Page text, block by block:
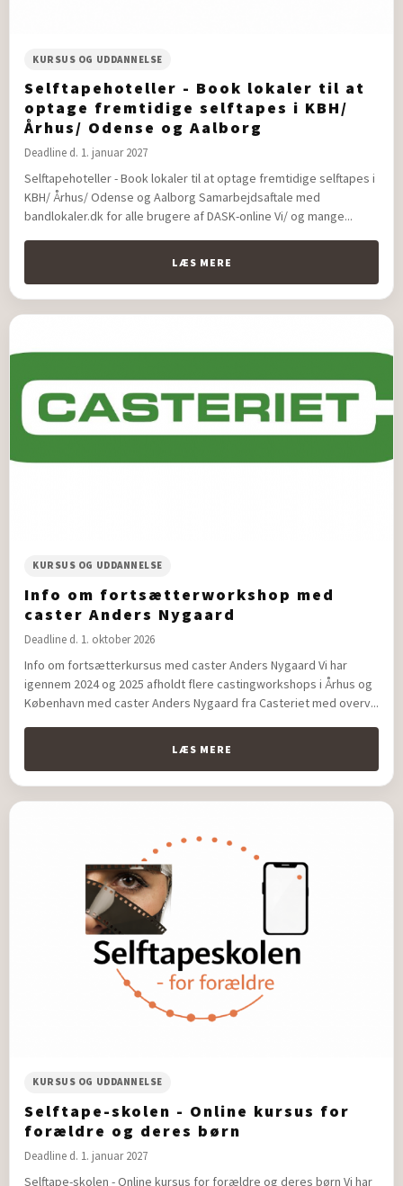
KURSUS OG UDDANNELSE
Selftapehoteller - Book lokaler til at
optage fremtidige selftapes i KBH/
Århus/ Odense og Aalborg
Deadline d. 1. januar 2027
Selftapehoteller - Book lokaler til at optage fremtidige selftapes i
KBH/ Århus/ Odense og Aalborg Samarbejdsaftale med
bandlokaler.dk for alle brugere af DASK-online Vi/ og mange...
LÆS MERE
KURSUS OG UDDANNELSE
Info om fortsætterworkshop med
caster Anders Nygaard
Deadline d. 1. oktober 2026
Info om fortsætterkursus med caster Anders Nygaard Vi har
igennem 2024 og 2025 afholdt flere castingworkshops i Århus og
København med caster Anders Nygaard fra Casteriet med overv...
LÆS MERE
KURSUS OG UDDANNELSE
Selftape-skolen - Online kursus for
forældre og deres børn
Deadline d. 1. januar 2027
Selftape-skolen - Online kursus for forældre og deres børn Vi har